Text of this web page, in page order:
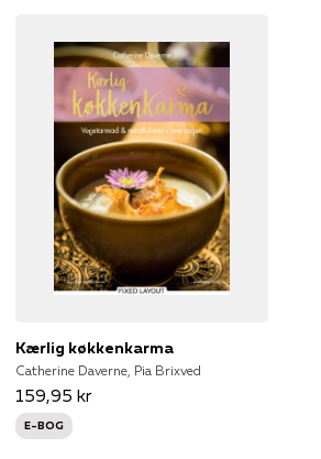
Kærlig køkkenkarma
Catherine Daverne, Pia Brixved
159,95 kr
E-BOG